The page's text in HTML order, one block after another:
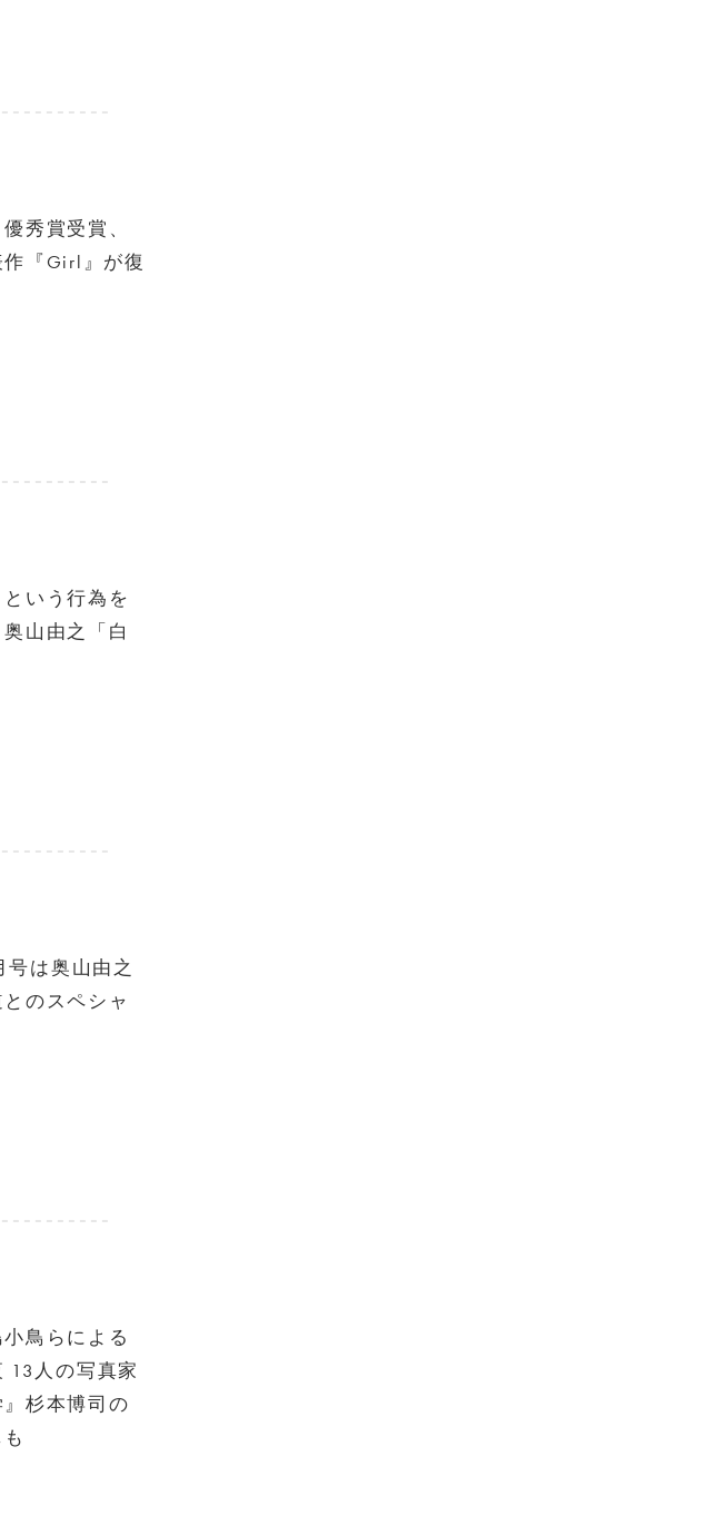
秀賞受賞、
『Girl』が復
という行為を
山由之「白
号は奥山由之
のスペシャ
鳥らによる
13人の写真家
杉本博司の